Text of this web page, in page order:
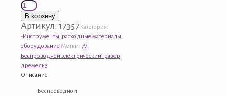
Количество
товара
Беспроводной
электрический
гравер
дремель
В корзину
Артикул: 17357 Категория:
-Инструменты, расходные материалы,
оборудование Метки: 7V
Беспроводной электрический гравер
дремель 3
Описание
Беспроводной